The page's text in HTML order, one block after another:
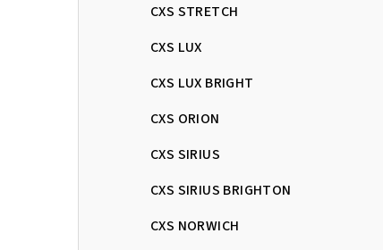
CXS STRETCH
CXS LUX
CXS LUX BRIGHT
CXS ORION
CXS SIRIUS
CXS SIRIUS BRIGHTON
CXS NORWICH